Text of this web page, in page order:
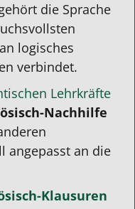
die Sprache
logisches
verbindet.
Lehrkräfte
Nachhilfe
angepasst an die
Klausuren